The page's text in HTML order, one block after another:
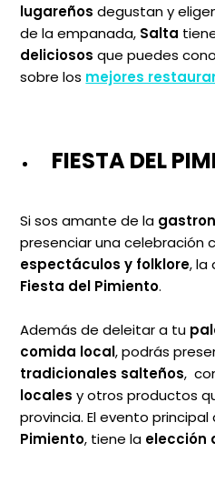
lugareños degustan y
de la empanada, Salta
deliciosos que puedes
sobre los mejores
FIESTA DEL
Si sos amante de la
presenciar una celebración
espectáculos y folklore, la
Fiesta del Pimiento.
Además de deleitar a tu
comida local, podrás
tradicionales salteños,
locales y otros productos
provincia. El evento principal
Pimiento, tiene la elección